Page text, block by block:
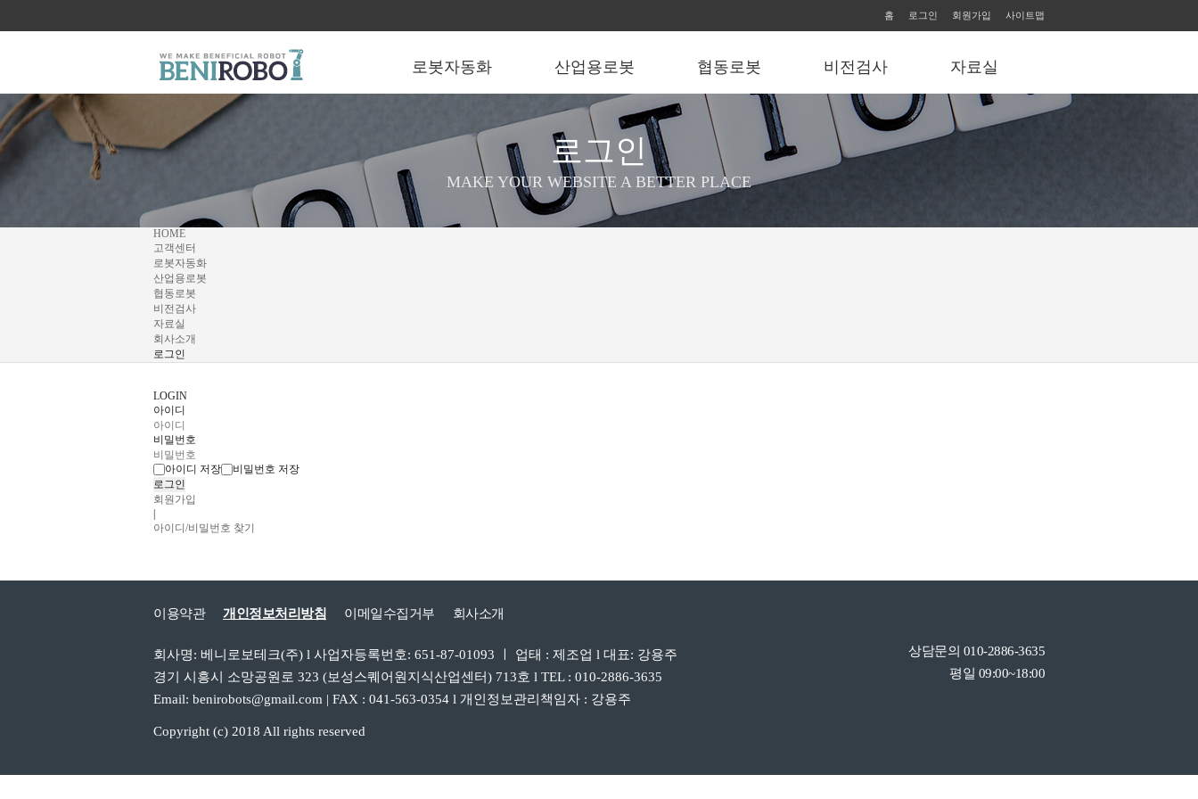
홈 로그인 회원가입 사이트맵
로봇자동화 산업용로봇 협동로봇 비전검사 자료실
로그인
MAKE YOUR WEBSITE A BETTER PLACE
HOME
고객센터
로봇자동화
산업용로봇
협동로봇
비전검사
자료실
회사소개
로그인
LOGIN
아이디
비밀번호
아이디 저장 비밀번호 저장
회원가입
|
아이디/비밀번호 찾기
이용약관 개인정보처리방침 이메일수집거부 회사소개
회사명: 베니로보테크(주) l 사업자등록번호: 651-87-01093 ㅣ 업태 : 제조업 l 대표: 강용주
경기 시흥시 소망공원로 323 (보성스퀘어원지식산업센터) 713호 l TEL : 010-2886-3635
Email: benirobots@gmail.com | FAX : 041-563-0354 l 개인정보관리책임자 : 강용주
Copyright (c) 2018 All rights reserved
상담문의 010-2886-3635
평일 09:00~18:00